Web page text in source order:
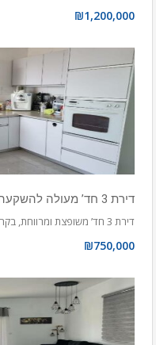
₪1,200,000
דירת 3 חד’ מעולה להשקעה בשלומי
דירת 3 חד’ משופצת ומרווחת, בקרבת מוסדות חינוך, בתי…
₪750,000